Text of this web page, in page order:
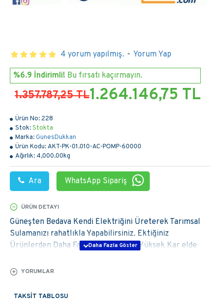
Ürün No: 228
Stok:Stokta
Marka:GunesDukkan
Ürün Kodu:AKT-PK-01.010-AC-POMP-60000
Ağırlık: 4,000.00kg
Ara WhatsApp Sipariş
4 yorum yapılmış. - Yorum Yap
%6.9 İndirimli! Bu fırsatı kaçırmayın.
1.357.787,25 TL1.264.146,75 TL
ÜRÜN DETAYI
Güneşten Bedava Kendi Elektriğini Üreterek Tarımsal
Sulamanızı rahatlıkla Yapabilirsiniz. Ektiğiniz
Ürünlerden Daha Fazla Verim alarak Yüksek Kar elde
kurtularak maliyetlerinizi düşürebilirsiniz.
elektrik faturaları veya mazot gideri olmuştur. Tam da
YORUMLAR
TAKSIT TABLOSU